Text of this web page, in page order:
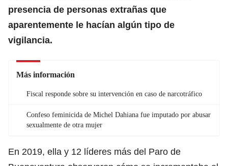
presencia de personas extrañas que
aparentemente le hacían algún tipo de
vigilancia.
Más información
Fiscal responde sobre su intervención en caso de narcotráfico
Confeso feminicida de Michel Dahiana fue imputado por abusar
sexualmente de otra mujer
En 2019, ella y 12 líderes más del Paro de